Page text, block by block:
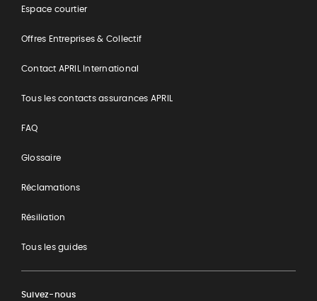
Espace courtier
Offres Entreprises & Collectif
Contact APRIL International
Tous les contacts assurances APRIL
FAQ
Glossaire
Réclamations
Résiliation
Tous les guides
Suivez-nous